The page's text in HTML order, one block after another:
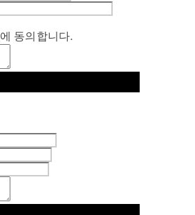
에 동의합니다.